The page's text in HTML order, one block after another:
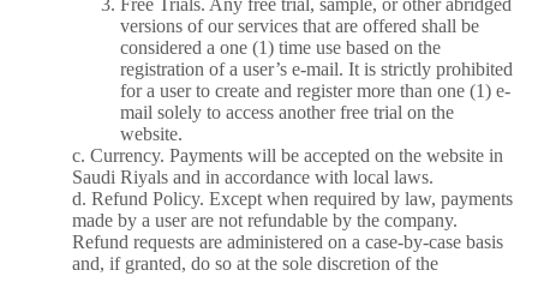
Free Trials. Any free trial, sample, or other abridged
versions of our services that are offered shall be
considered a one (1) time use based on the
registration of a user’s e-mail. It is strictly prohibited
for a user to create and register more than one (1) e-
mail solely to access another free trial on the
website.
c. Currency. Payments will be accepted on the website in
Saudi Riyals and in accordance with local laws.
d. Refund Policy. Except when required by law, payments
made by a user are not refundable by the company.
Refund requests are administered on a case-by-case basis
and, if granted, do so at the sole discretion of the